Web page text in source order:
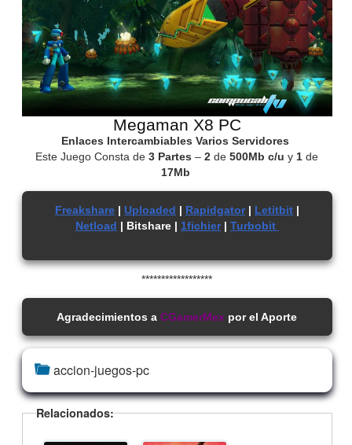
Megaman X8 PC
Enlaces Intercambiables Varios Servidores
Este Juego Consta de 3 Partes – 2 de500Mb c/u y 1 de
17Mb
Freakshare| Uploaded | Rapidgator| Letitbit|
Netload | Bitshare | 1fichier| Turbobit
******************
Agradecimientos aCGamerMex por el Aporte
accion-juegos-pc
Relacionados: